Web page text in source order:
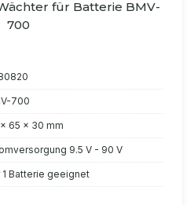
für Batterie BMV-
700
700
65 x 30 mm
9.5 V - 90 V
1 Batterie geeignet